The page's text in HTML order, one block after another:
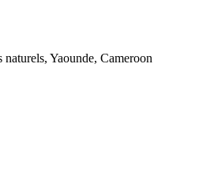
Yaounde, Cameroon